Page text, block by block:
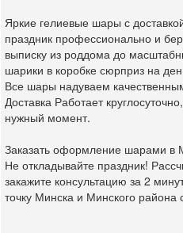
Яркие гелиевые шары с
праздник профессионально и
выписку из роддома до
шарики в коробке сюрприз на
Все шары надуваем
Доставка Работает
нужный момент.
Заказать оформление шарами в
Не откладывайте праздник!
закажите консультацию за 2
точку Минска и Минского района